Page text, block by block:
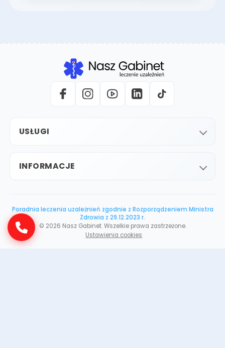
USŁUGI
INFORMACJE
Poradnia leczenia uzależnień zgodnie z Rozporządzeniem Ministra
Zdrowia z 29.12.2023 r.
© 2026 Nasz Gabinet. Wszelkie prawa zastrzeżone.
Ustawienia cookies